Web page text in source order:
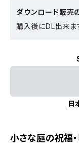
ダウンロード販売
購入後にDL出来
日
小さな庭の祝福